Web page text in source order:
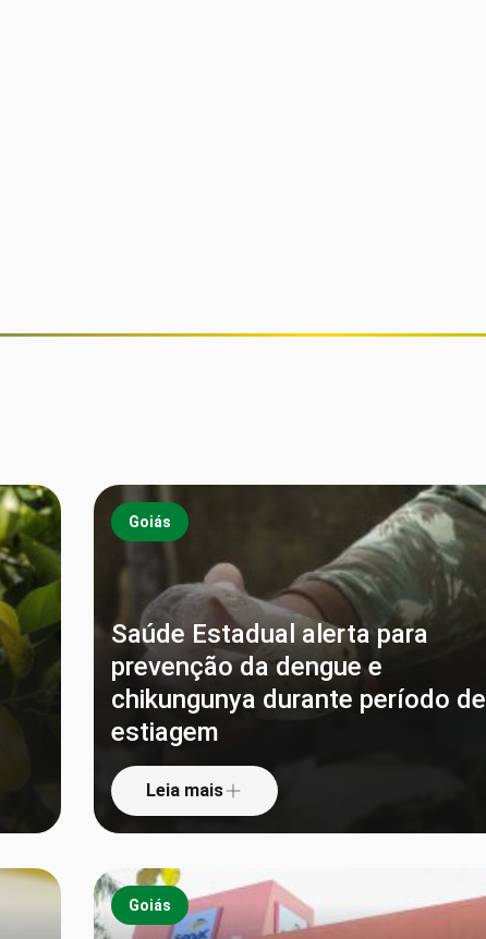
Goiás
Saúde Estadual alerta para
prevenção da dengue e
chikungunya durante período de
estiagem
Leia mais
Goiás